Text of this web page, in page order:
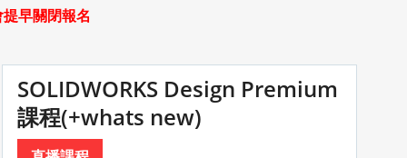
早關閉報名
SOLIDWORKS Design Premium
課程(+whats new)